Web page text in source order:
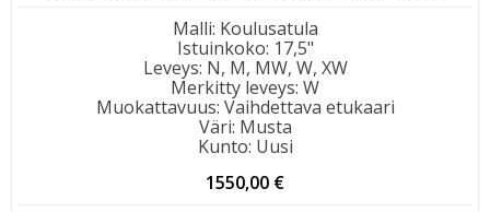
Malli: Koulusatula
Istuinkoko: 17,5"
Leveys: N, M, MW, W, XW
Merkitty leveys: W
Muokattavuus: Vaihdettava etukaari
Väri: Musta
Kunto: Uusi
1550,00 €